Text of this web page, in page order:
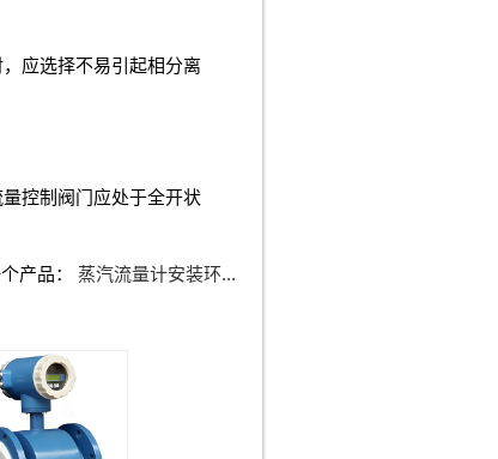
应选择不易引起相分离
控制阀门应处于全开状
产品： 蒸汽流量计安装环...